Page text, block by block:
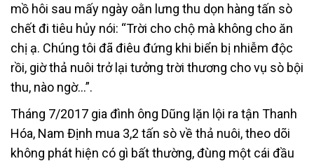
mồ hôi sau mấy ngày oằn lưng thu dọn hàng tấn sò
chết đi tiêu hủy nói: “Trời cho chộ mà không cho ăn
chị ạ. Chúng tôi đã điêu đứng khi biển bị nhiễm độc
rồi, giờ thả nuôi trở lại tưởng trời thương cho vụ sò bội
thu, nào ngờ…”.
Tháng 7/2017 gia đình ông Dũng lặn lội ra tận Thanh
Hóa, Nam Định mua 3,2 tấn sò về thả nuôi, theo dõi
không phát hiện có gì bất thường, đùng một cái đầu